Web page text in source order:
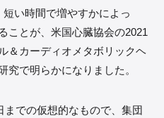
い時間で増やすかによっ
ことが、米国心臓協会の2021
＆カーディオメタボリックヘ
究で明らかになりました。
までの仮想的なもので、集団